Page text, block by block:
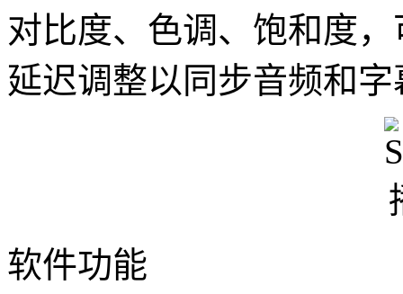
对比度、色调、饱和度
延迟调整以同步音频和字
软件功能